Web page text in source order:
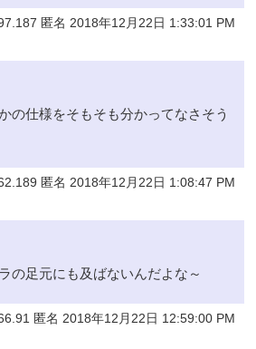
匿名 2018年12月22日 1:33:01 PM
の仕様をそもそも分かってなさそう
匿名 2018年12月22日 1:08:47 PM
の足元にも及ばないんだよな～
匿名 2018年12月22日 12:59:00 PM